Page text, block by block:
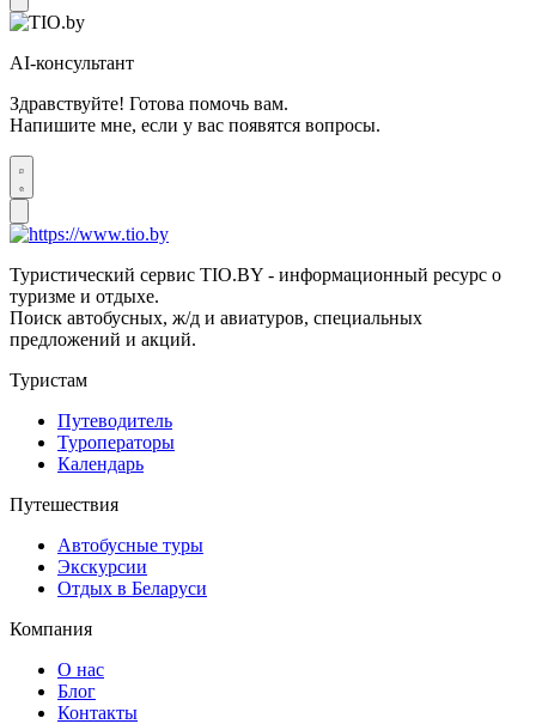
AI-консультант
Здравствуйте! Готова помочь вам.
Напишите мне, если у вас появятся вопросы.
Туристический сервис TIO.BY - информационный ресурс о
туризме и отдыхе.
Поиск автобусных, ж/д и авиатуров, специальных
предложений и акций.
Туристам
Путеводитель
Туроператоры
Календарь
Путешествия
Автобусные туры
Экскурсии
Отдых в Беларуси
Компания
О нас
Блог
Контакты